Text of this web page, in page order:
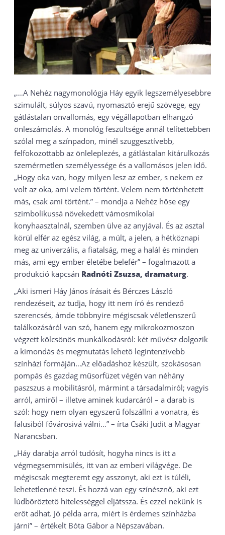
„…A Nehéz nagymonológja Háy egyik legszemélyesebbre
szimulált, súlyos szavú, nyomasztó erejű szövege, egy
gátlástalan önvallomás, egy végállapotban elhangzó
önleszámolás. A monológ feszültsége annál telítettebben
szólal meg a színpadon, minél szuggesztívebb,
felfokozottabb az önleleplezés, a gátlástalan kitárulkozás
szemérmetlen személyessége és a vallomásos jelen idő.
„Hogy oka van, hogy milyen lesz az ember, s nekem ez
volt az oka, ami velem történt. Velem nem történhetett
más, csak ami történt.” – mondja a Nehéz hőse egy
szimbolikussá növekedett vámosmikolai
konyhaasztalnál, szemben ülve az anyjával. És az asztal
körül elfér az egész világ, a múlt, a jelen, a hétköznapi
meg az univerzális, a fiatalság, meg a halál és minden
más, ami egy ember életébe belefér” – fogalmazott a
produkció kapcsán Radnóti Zsuzsa, dramaturg.
„Aki ismeri Háy János írásait és Bérczes László
rendezéseit, az tudja, hogy itt nem író és rendező
szerencsés, ámde többnyire mégiscsak véletlenszerű
találkozásáról van szó, hanem egy mikrokozmoszon
végzett kölcsönös munkálkodásról: két művész dolgozik
a kimondás és megmutatás lehető legintenzívebb
színházi formáján…Az előadáshoz készült, szokásosan
pompás és gazdag műsorfüzet végén van néhány
paszszus a mobilitásról, mármint a társadalmiról; vagyis
arról, amiről – illetve aminek kudarcáról – a darab is
szól: hogy nem olyan egyszerű fölszállni a vonatra, és
falusiból fővárosivá válni…” – írta Csáki Judit a Magyar
Narancsban.
„Háy darabja arról tudósít, hogyha nincs is itt a
végmegsemmisülés, itt van az emberi világvége. De
mégiscsak megteremt egy asszonyt, aki ezt is túléli,
lehetetlenné teszi. És hozzá van egy színésznő, aki ezt
lúdbőröztető hitelességgel eljátssza. És ezzel nekünk is
erőt adhat. Jó példa arra, miért is érdemes színházba
járni” – értékelt Bóta Gábor a Népszavában.